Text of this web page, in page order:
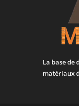
La base de
matériaux